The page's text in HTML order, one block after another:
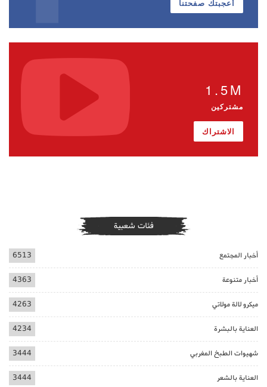
أعجبتك صفحتنا
1.5M
مشتركين
الاشتراك
فئات شعبية
أخبار المجتمع 6513
أخبار متنوعة 4363
ميكرو لالة مولاتي 4263
العناية بالبشرة 4234
شهيوات الطبخ المغربي 3444
العناية بالشعر 3444